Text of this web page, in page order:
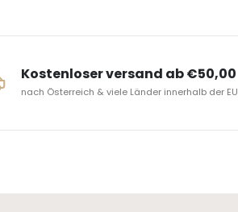
Kostenloser versand ab €50,00
nach Österreich & viele Länder innerhalb der EU